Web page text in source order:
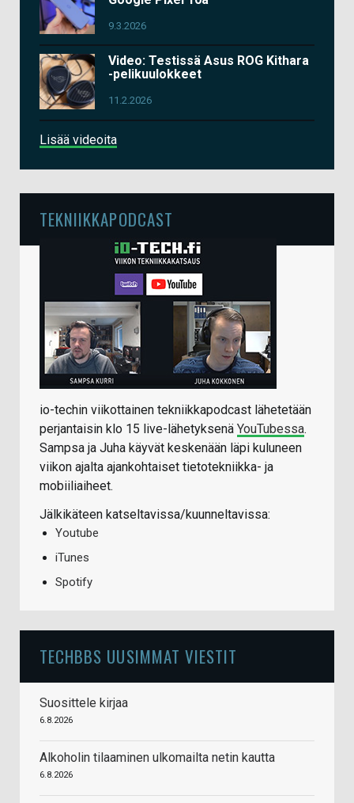
9.3.2026
Video: Testissä Asus ROG Kithara
-pelikuulokkeet
11.2.2026
Lisää videoita
TEKNIIKKAPODCAST
io-techin viikottainen tekniikkapodcast lähetetään
perjantaisin klo 15 live-lähetyksenä YouTubessa.
Sampsa ja Juha käyvät keskenään läpi kuluneen
viikon ajalta ajankohtaiset tietotekniikka- ja
mobiiliaiheet.
Jälkikäteen katseltavissa/kuunneltavissa:
Youtube
iTunes
Spotify
TECHBBS UUSIMMAT VIESTIT
Suosittele kirjaa
6.8.2026
Alkoholin tilaaminen ulkomailta netin kautta
6.8.2026